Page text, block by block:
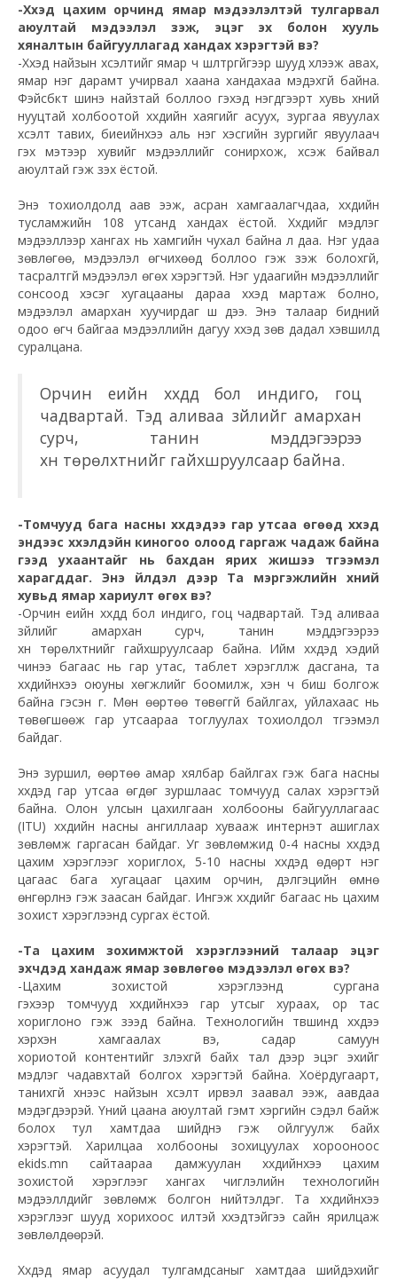
-Хүүхэд цахим орчинд ямар мэдээлэлтэй тулгарвал
аюултай мэдээлэл үзэж, эцэг эх болон хууль
хяналтын байгууллагад хандах хэрэгтэй вэ?
-Хүүхэд найзын хүсэлтийг ямар ч шүүлтүүргүйгээр шууд хүлээж авах,
ямар нэг дарамт учирвал хаана хандахаа мэдэхгүй байна.
Фэйсбүүкт шинэ найзтай боллоо гэхэд нэгдүгээрт хувь хүний
нууцтай холбоотой хүүхдийн хаягийг асуух, зургаа явуулах
хүсэлт тавих, биеийнхээ аль нэг хэсгийн зургийг явуулаач
гэх мэтээр хувийг мэдээллийг сонирхож, хүсэж байвал
аюултай гэж үзэх ёстой.
Энэ тохиолдолд аав ээж, асран хамгаалагчдаа, хүүхдийн
тусламжийн 108 утсанд хандах ёстой. Хүүхдийг мэдлэг
мэдээллээр хангах нь хамгийн чухал байна л даа. Нэг удаа
зөвлөгөө, мэдээлэл өгчихөөдболлоо гэж үзэж болохгүй,
тасралтгүй мэдээлэл өгөх хэрэгтэй. Нэг удаагийн мэдээллийг
сонсоод хэсэг хугацааны дараа хүүхэд мартаж болно,
мэдээлэл амархан хуучирдаг шүү дээ. Энэ талаар бидний
одоо өгч байгаа мэдээллийн дагуу хүүхэд зөв дадал хэвшилд
суралцана.
Орчин үеийн хүүхдүүд бол индиго, гоц
чадвартай. Тэд аливаа зүйлийг амархан
сурч, танин мэддэгээрээ
хүн төрөлхтнийг гайхшруулсаар байна.
-Томчууд бага насны хүүхдэдээ гар утсаа өгөөд хүүхэд
эндээс хүүхэлдэйн киногоо олоод гаргаж чадаж байна
гээд ухаантайг нь бахдан ярих жишээ түгээмэл
харагддаг. Энэ үйлдэл дээр Та мэргэжлийн хүний
хувьд ямар хариулт өгөх вэ?
-Орчин үеийн хүүхдүүд бол индиго, гоц чадвартай. Тэд аливаа
зүйлийг амархан сурч, танин мэддэгээрээ
хүн төрөлхтнийг гайхшруулсаар байна. Ийм хүүхдэд хэдий
чинээ багаас нь гар утас, таблет хэрэглүүлж дасгана, та
хүүхдийнхээ оюуны хөгжлийг боомилж, хэн ч биш болгож
байна гэсэн үг. Мөн өөртөө төвөггүй байлгах, уйлахаас нь
төвөгшөөж гар утсаараа тоглуулах тохиолдол түгээмэл
байдаг.
Энэ зуршил, өөртөө амар хялбар байлгах гэж бага насны
хүүхдэд гар утсаа өгдөг зуршлаас томчууд салах хэрэгтэй
байна. Олон улсын цахилгаан холбооны байгууллагаас
(ITU) хүүхдийн насны ангиллаар хувааж интернэт ашиглах
зөвлөмж гаргасан байдаг. Уг зөвлөмжид 0-4 насны хүүхдэд
цахим хэрэглээг хориглох, 5-10 насны хүүхдэд өдөрт нэг
цагаас бага хугацааг цахим орчин, дэлгэцийн өмнө
өнгөрүүлнэ гэж заасан байдаг. Ингэж хүүхдийг багаас нь цахим
зохист хэрэглээнд сургах ёстой.
-Та цахимзохимжтой хэрэглээний талаар эцэг
эхчүүдэд хандаж ямар зөвлөгөө мэдээлэл өгөх вэ?
-Цахим зохистой хэрэглээнд сургана
гэхээр томчууд хүүхдийнхээ гар утсыг хураах, ор тас
хориглоно гэж үзээд байна. Технологийн түвшинд хүүхдээ
хэрхэн хамгаалах вэ, садар самуун
хориотойконтентийг үзүүлэхгүй байх тал дээр эцэг эхийг
мэдлэг чадавхтай болгох хэрэгтэй байна. Хоёрдугаарт,
танихгүй хүнээс найзын хүсэлт ирвэл заавал ээж, аавдаа
мэдэгдээрэй. Үүний цаана аюултай гэмт хэргийн сэдэл байж
болох тул хамтдаа шийднэ гэж ойлгуулж байх
хэрэгтэй. Харилцаа холбооны зохицуулах хорооноос
ekids.mn сайтаараа дамжуулан хүүхдийнхээ цахим
зохистой хэрэглээг хангах чиглэлийн технологийн
мэдээллүүдийг зөвлөмж болгон нийтэлдэг. Та хүүхдийнхээ
хэрэглээг шууд хорихоос илүүтэй хүүхэдтэйгээ сайн ярилцаж
зөвлөлдөөрэй.
Хүүхдэд ямар асуудал тулгамдсаныг хамтдаа шийдэхийг